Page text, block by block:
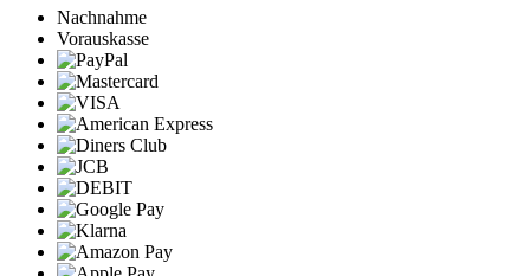
Nachnahme
Vorauskasse